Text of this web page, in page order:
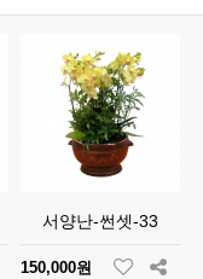
서양난-썬셋-33
150,000원